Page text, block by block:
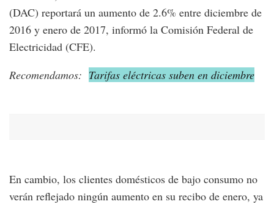
(DAC) reportará un aumento de 2.6% entre diciembre de
2016 y enero de 2017, informó la Comisión Federal de
Electricidad (CFE).
Recomendamos: Tarifas eléctricas suben en diciembre
En cambio, los clientes domésticos de bajo consumo no
verán reflejado ningún aumento en su recibo de enero, ya